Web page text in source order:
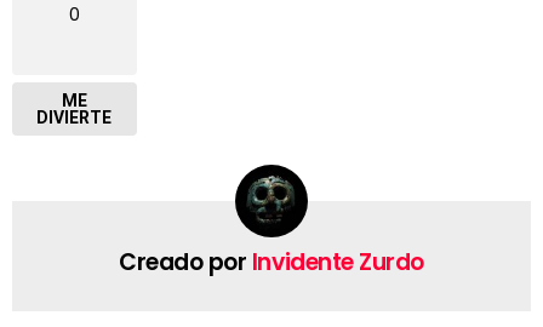
0
ME
DIVIERTE
Creado por Invidente Zurdo